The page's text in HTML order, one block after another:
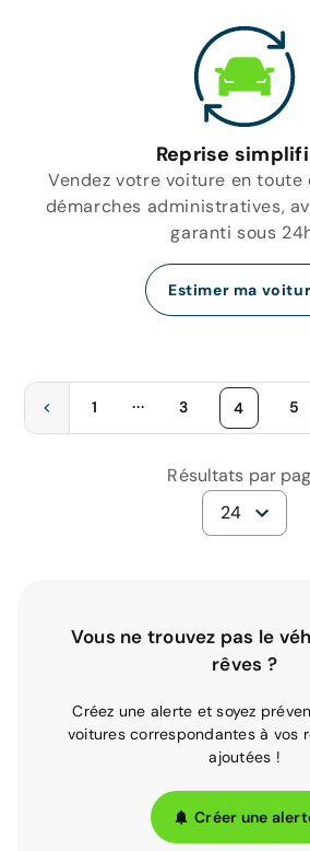
Reprise
Vendez votre voiture en toute
démarches administratives,
garanti sous
Estimer ma
1 ... 3 4 5
Résultats par
24
Vous ne trouvez pas le
rêves ?
Créez une alerte et soyez
voitures correspondantes à vos
ajoutées !
Créer une